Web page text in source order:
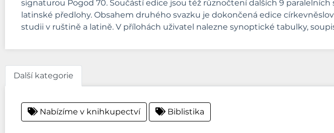
signaturou Pogod 70. Součástí edice jsou též různočtení dalších 9
latinské předlohy. Obsahem druhého svazku je dokončená edice
studii v ruštině a latině. V přílohách uživatel nalezne synoptické tabulky,
Další kategorie
Nabízíme v knihkupectví Biblistika